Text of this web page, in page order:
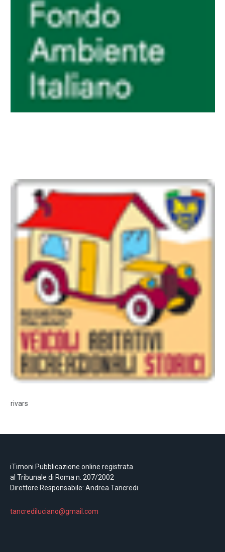
rivars
iTimoni Pubblicazione online registrata
al Tribunale di Roma n. 207/2002
Direttore Responsabile: Andrea Tancredi
tancrediluciano@gmail.com